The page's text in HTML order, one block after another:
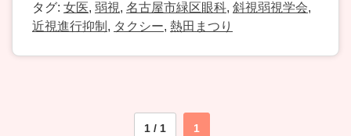
タグ: 女医, 弱視, 名古屋市緑区眼科, 斜視弱視学会,
近視進行抑制 , タクシー, 熱田まつり
1 / 1 1